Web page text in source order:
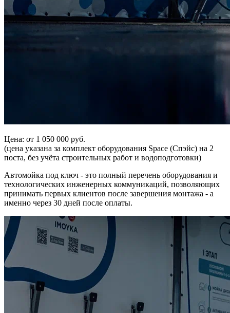
Цена: от 1 050 000 руб.
(цена указана за комплект оборудования Space (Спэйс) на 2
поста, без учёта строительных работ и водоподготовки)
Автомойка под ключ - это полный перечень оборудования и
технологических инженерных коммуникаций, позволяющих
принимать первых клиентов после завершения монтажа - а
именно через 30 дней после оплаты.